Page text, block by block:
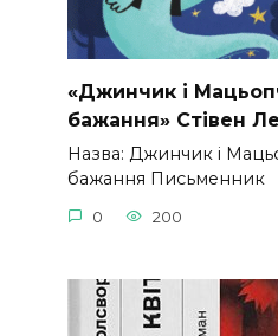
«Джинчик і
бажання» Стівен
Назва: Джинчик і
бажання Письменник
0 200